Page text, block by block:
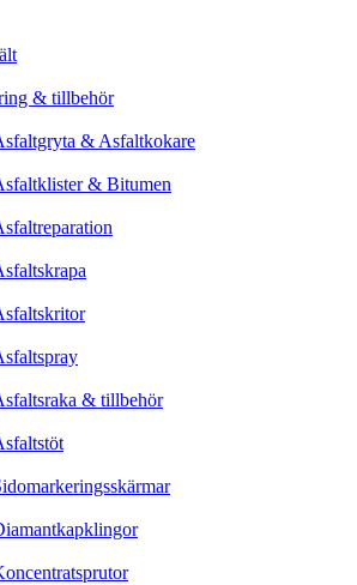
& tillbehör
& Asfaltkokare
& Bitumen
& tillbehör